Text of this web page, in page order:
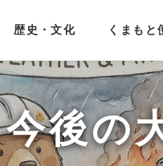
歴史・文化 くまもと
後の